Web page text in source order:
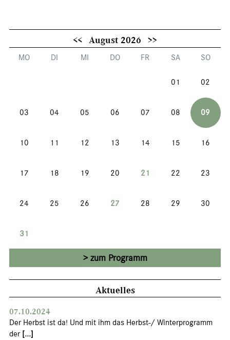
<< August 2026 >>
MO DI MI DO FR SA SO
01 02
03 04 05 06 07 08 09
10 11 12 13 14 15 16
17 18 19 20 21 22 23
24 25 26 27 28 29 30
31
zum Programm
Aktuelles
07.10.2024
Der Herbst ist da! Und mit ihm das Herbst-/ Winterprogramm
der [...]